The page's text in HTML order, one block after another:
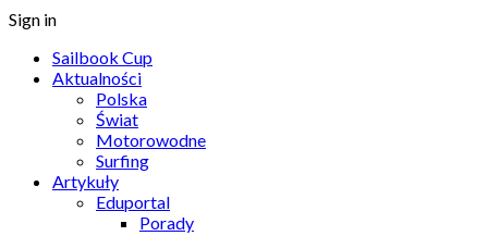
Sign in
Sailbook Cup
Aktualności
Polska
Świat
Motorowodne
Surfing
Artykuły
Eduportal
Porady